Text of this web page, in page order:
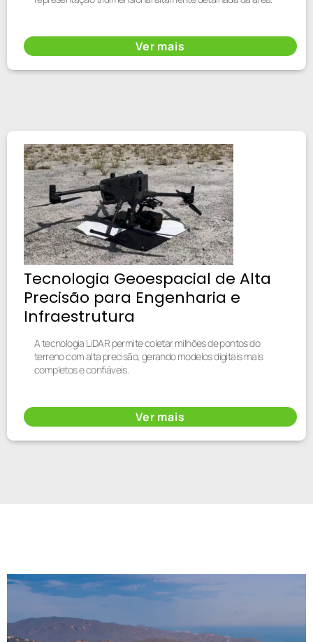
Ver mais
Tecnologia Geoespacial de Alta
Precisão para Engenharia e
Infraestrutura
A tecnologia LiDAR permite coletar milhões de pontos do
terreno com alta precisão, gerando modelos digitais mais
completos e confiáveis.
Ver mais